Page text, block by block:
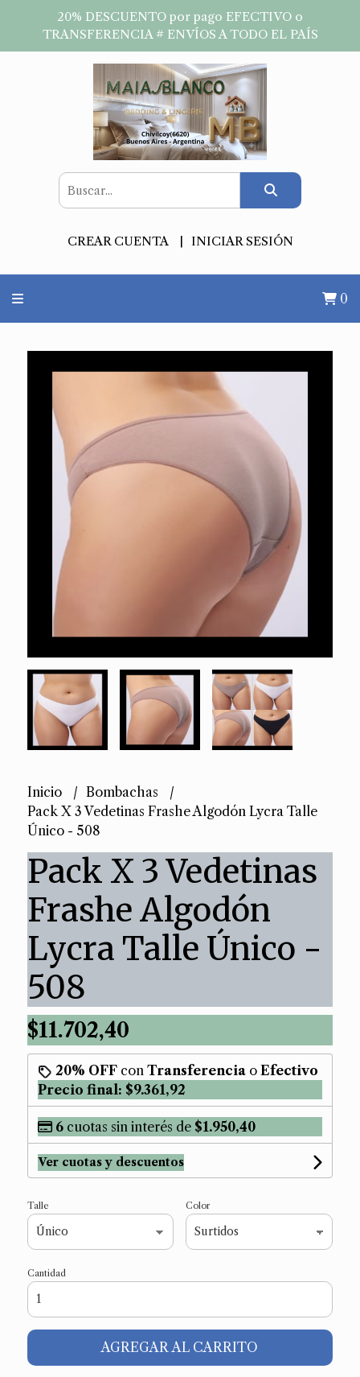
20% DESCUENTO por pago EFECTIVO o
TRANSFERENCIA # ENVÍOS A TODO EL PAÍS
CREAR CUENTA INICIAR SESIÓN
0
Inicio
Bombachas
Pack X 3 Vedetinas Frashe Algodón Lycra Talle
Único - 508
Pack X 3 Vedetinas
Frashe Algodón
Lycra Talle Único -
508
$11.702,40
20% OFFcon Transferenciao Efectivo
Precio final: $9.361,92
6cuotas sin interés de $1.950,40
Ver cuotas y descuentos
Talle Color
Cantidad
AGREGAR AL CARRITO